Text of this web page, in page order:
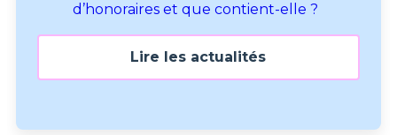
d’honoraires et que contient-elle ?
Lire les actualités